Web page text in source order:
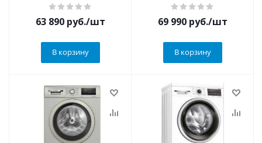
63 890 руб./шт
В корзину
69 990 руб./шт
В корзину